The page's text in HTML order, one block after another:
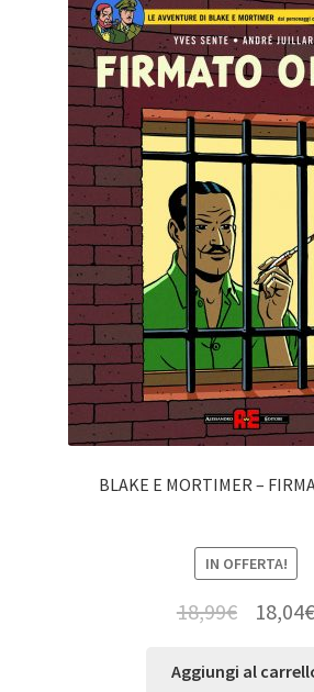
BLAKE E MORTIMER –
IN OFFERTA!
18,99€ 18,04€
Aggiungi al